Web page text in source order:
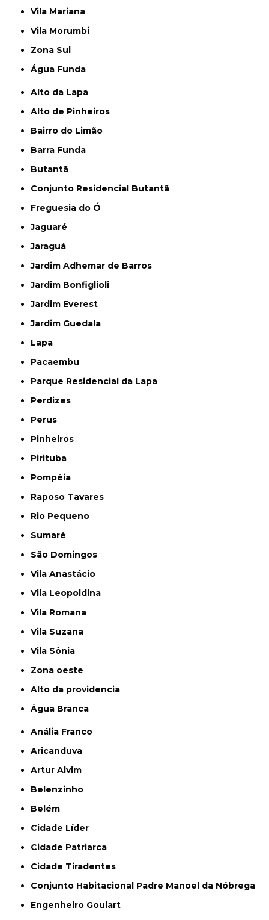
Vila Mariana
Vila Morumbi
Zona Sul
Água Funda
Alto da Lapa
Alto de Pinheiros
Bairro do Limão
Barra Funda
Butantã
Conjunto Residencial Butantã
Freguesia do Ó
Jaguaré
Jaraguá
Jardim Adhemar de Barros
Jardim Bonfiglioli
Jardim Everest
Jardim Guedala
Lapa
Pacaembu
Parque Residencial da Lapa
Perdizes
Perus
Pinheiros
Pirituba
Pompéia
Raposo Tavares
Rio Pequeno
Sumaré
São Domingos
Vila Anastácio
Vila Leopoldina
Vila Romana
Vila Suzana
Vila Sônia
Zona oeste
alto da providencia
Água Branca
Anália Franco
Aricanduva
Artur Alvim
Belenzinho
Belém
Cidade Líder
Cidade Patriarca
Cidade Tiradentes
Conjunto Habitacional Padre Manoel da Nóbrega
Engenheiro Goulart